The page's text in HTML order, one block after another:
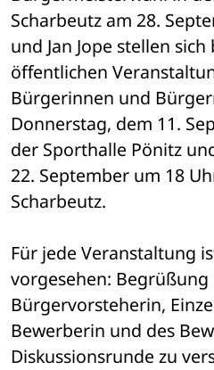
Scharbeutz am 28.
und Jan Jope stellen
öffentlichen
Bürgerinnen und
Donnerstag, dem 11.
der Sporthalle Pönitz
22. September um 18
Scharbeutz.
Für jede Veranstaltung
vorgesehen: Begrüßung
Bürgervorsteherin,
Bewerberin und des
Diskussionsrunde zu